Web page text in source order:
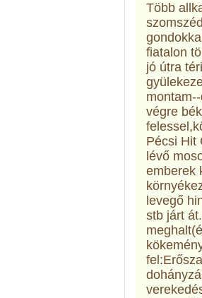
Több
fiatalon
jó útra
végre
Pécsi Hit
lévő
emberek
levegő
stb járt